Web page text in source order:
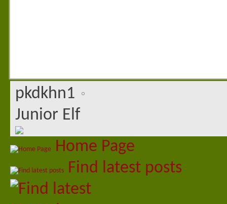
pkdkhn1
Junior Elf
Home Page
Find latest posts